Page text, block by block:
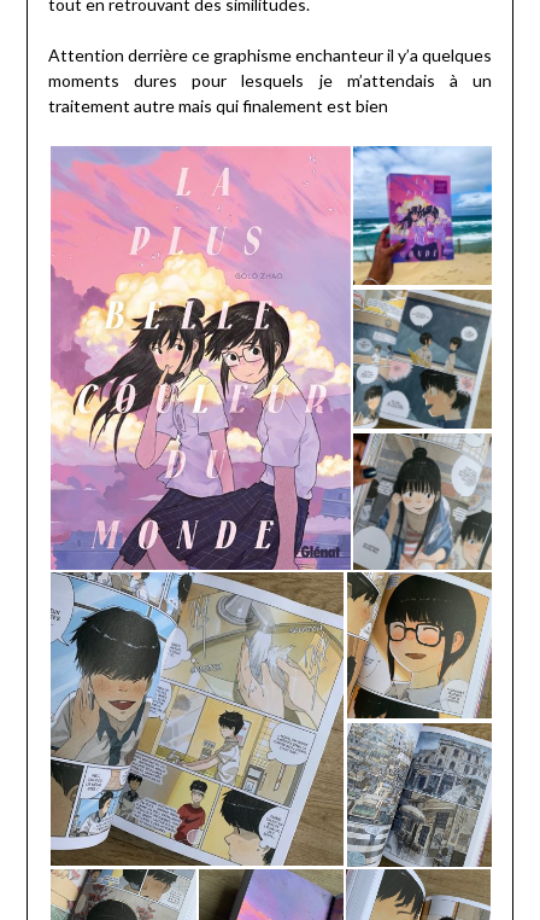
Attention derrière ce graphisme enchanteur il y’a quelques
moments dures pour lesquels je m’attendais à un
traitement autre mais qui finalement est bien